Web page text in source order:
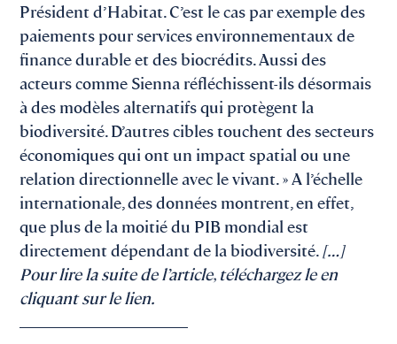
Président d’Habitat. C’est le cas par exemple des
paiements pour services environnementaux de
finance durable et des biocrédits. Aussi des
acteurs comme Sienna réfléchissent-ils désormais
à des modèles alternatifs qui protègent la
biodiversité. D’autres cibles touchent des secteurs
économiques qui ont un impact spatial ou une
relation directionnelle avec le vivant. » A l’échelle
internationale, des données montrent, en effet,
que plus de la moitié du PIB mondial est
directement dépendant de la biodiversité. […]
Pour lire la suite de l’article, téléchargez le en
cliquant sur le lien.